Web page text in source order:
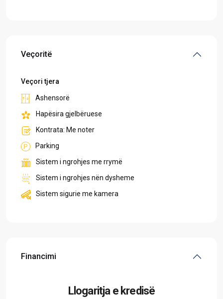
Veçoritë
Veçori tjera
Ashensorë
Hapësira gjelbëruese
Kontrata: Me noter
Parking
Sistem i ngrohjes me rrymë
Sistem i ngrohjes nën dysheme
Sistem sigurie me kamera
Financimi
Llogaritja e kredisë